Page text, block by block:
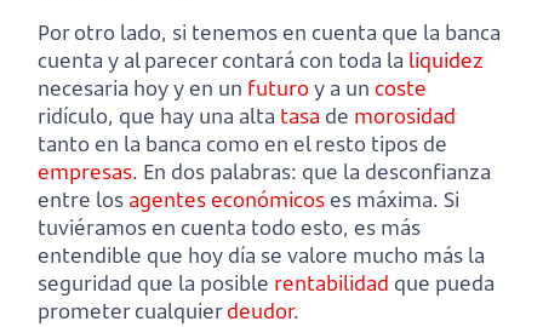
Por otro lado, si tenemos en cuenta que la banca
cuenta y al parecer contará con toda la liquidez
necesaria hoy y en un futuroy a un coste
ridículo, que hay una alta tasa de morosidad
tanto en la banca como en el resto tipos de
empresas. En dos palabras: que la desconfianza
entre los agentes económicoses máxima. Si
tuviéramos en cuenta todo esto, es más
entendible que hoy día se valore mucho más la
seguridad que la posible rentabilidad que pueda
prometer cualquierdeudor.